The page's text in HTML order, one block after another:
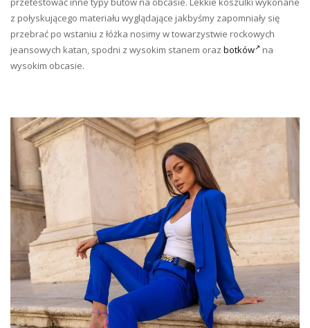
z połyskującego materiału wyglądające jakbyśmy zapomniały się
przebrać po wstaniu z łóżka nosimy w towarzystwie rockowych
jeansowych katan, spodni z wysokim stanem oraz botków
na
wysokim obcasie.